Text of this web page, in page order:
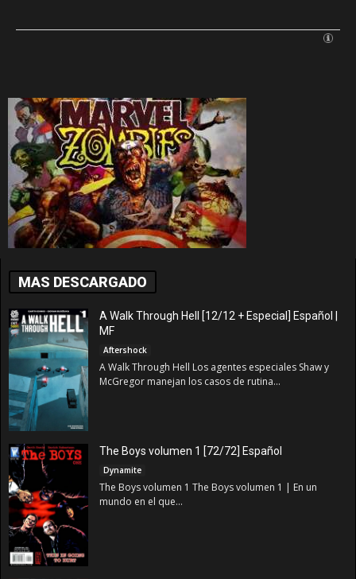
MAS DESCARGADO
A Walk Through Hell [12/12 + Especial] Español |
MF
Aftershock
A Walk Through Hell Los agentes especiales Shaw y
McGregor manejan los casos de rutina...
The Boys volumen 1 [72/72] Español
Dynamite
The Boys volumen 1 The Boys volumen 1 | En un
mundo en el que...